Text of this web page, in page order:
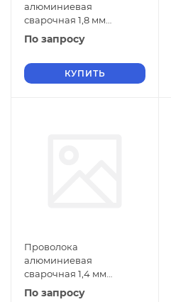
алюминиевая
сварочная 1,8 мм
СвАМг3М ГОСТ 7871-2019
По запросу
КУПИТЬ
Проволока
алюминиевая
сварочная 1,4 мм
СвАМг3М ГОСТ 7871-2019
По запросу